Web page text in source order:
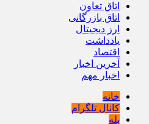
اتاق تعاون
اتاق بازرگانی
ارز دیجیتال
یادداشت
اقتصاد
آخرین اخبار
اخبار مهم
خانه
کانال تلگرام
بله